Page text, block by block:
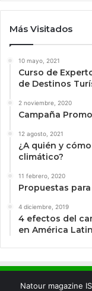
Más Visitados
10 mayo, 2021
Curso de
de Destinos
2 noviembre, 2020
Campaña
12 agosto, 2021
¿A quién y
climático?
11 febrero, 2020
Propuestas
4 diciembre, 2019
4 efectos del
en América
Natour magazine